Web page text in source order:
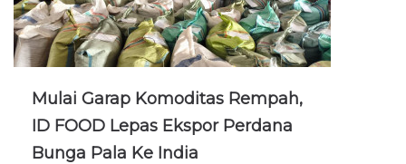
Mulai Garap Komoditas Rempah,
ID FOOD Lepas Ekspor Perdana
Bunga Pala Ke India